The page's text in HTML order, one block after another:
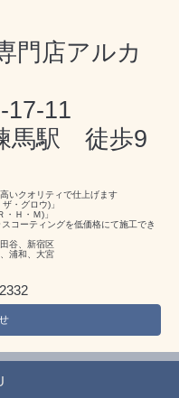
門店アルカ
17-11
馬駅 徒歩9
いクオリティで仕上げます
・グロウ)」
Ｈ・Ｍ)」
コーティングを低価格にて施工でき
谷、新宿区
浦和、大宮